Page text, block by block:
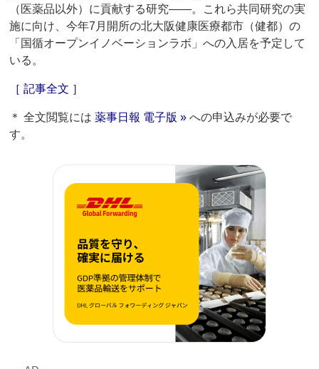
（医薬品以外）に貢献する研究――。これら共同研究の実
施に向け、今年7月開所の北大阪健康医療都市（健都）の
「国循オープンイノベーションラボ」への入居を予定して
いる。
［ 記事全文 ］
＊ 全文閲覧には薬事日報 電子版 » への申込みが必要で
す。